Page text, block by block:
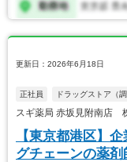
更新日：2026年6月18日
正社員 ドラッグストア（調
スギ薬局 赤坂見附南店
【東京都港区】
グチェーンの薬剤